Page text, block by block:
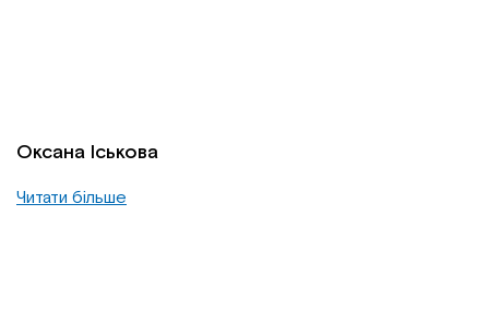
Оксана Іськова
Читати більше